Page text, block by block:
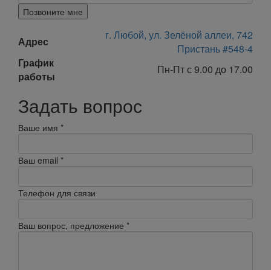
Позвоните мне
Адрес
г. Любой, ул. Зелёной аллеи, 742
Пристань #548-4
График
работы
Пн-Пт с 9.00 до 17.00
Задать вопрос
Ваше имя *
Ваш email *
Телефон для связи
Ваш вопрос, предложение *